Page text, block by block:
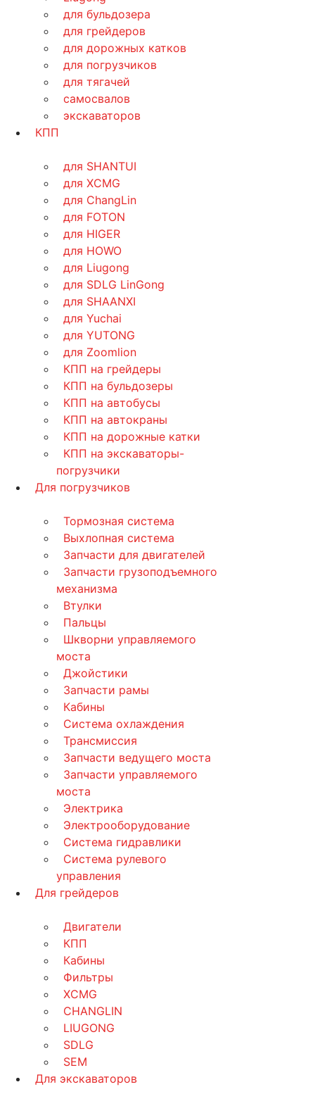
для бульдозера
для грейдеров
для дорожных катков
для погрузчиков
для тягачей
самосвалов
экскаваторов
КПП
для SHANTUI
для XCMG
для ChangLin
для FOTON
для HIGER
для HOWO
для Liugong
для SDLG LinGong
для SHAANXI
для Yuchai
для YUTONG
для Zoomlion
КПП на грейдеры
КПП на бульдозеры
КПП на автобусы
КПП на автокраны
КПП на дорожные катки
КПП на экскаваторы-
погрузчики
Для погрузчиков
Тормозная система
Выхлопная система
Запчасти для двигателей
Запчасти грузоподъемного
механизма
Втулки
Пальцы
Шкворни управляемого
моста
Джойстики
Запчасти рамы
Кабины
Система охлаждения
Трансмиссия
Запчасти ведущего моста
Запчасти управляемого
моста
Электрика
Электрооборудование
Система гидравлики
Система рулевого
управления
Для грейдеров
Двигатели
КПП
Кабины
Фильтры
XCMG
CHANGLIN
LIUGONG
SDLG
SEM
Для экскаваторов